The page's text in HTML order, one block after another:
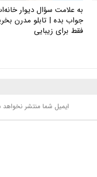
به علامت سؤال دیوار
جواب بده | تابلو مدرن
فقط برای زیبایی
ایمیل شما منتشر